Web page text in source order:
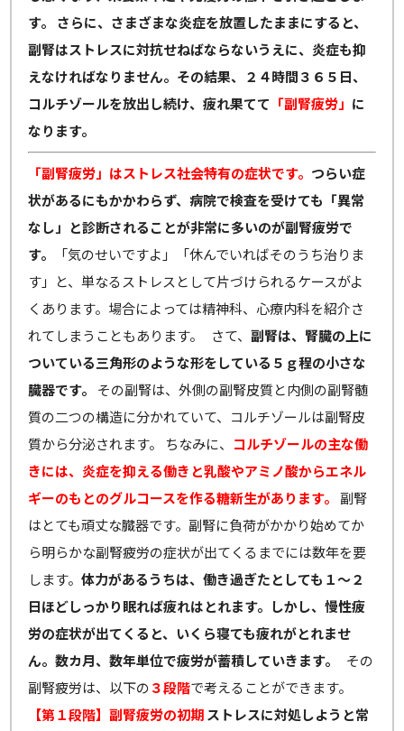
す。
さらに、さまざまな炎症を放置したままにすると、
副腎はストレスに対抗せねばならないうえに、炎症も抑
えなければなりません。その結果、２４時間３６５日、
コルチゾールを放出し続け、疲れ果てて 「副腎疲労」 に
なります。
「副腎疲労」はストレス社会特有の症状です。 つらい症
状があるにもかかわらず、病院で検査を受けても「異常
なし」と診断されることが非常に多いのが副腎疲労で
す。
「気のせいですよ」「休んでいればそのうち治りま
す」と、単なるストレスとして片づけられるケースがよ
くあります。場合によっては精神科、心療内科を紹介さ
れてしまうこともあります。 さて、副腎は、腎臓の上に
ついている三角形のような形をしている５ｇ程の小さな
臓器です。
その副腎は、外側の副腎皮質と内側の副腎髄
質の二つの構造に分かれていて、コルチゾールは副腎皮
質から分泌されます。 ちなみに、 コルチゾールの主な働
きには、炎症を抑える働きと乳酸やアミノ酸からエネル
ギーのもとのグルコースを作る糖新生があります。
副腎
はとても頑丈な臓器です。副腎に負荷がかかり始めてか
ら明らかな副腎疲労の症状が出てくるまでには数年を要
します。体力があるうちは、働き過ぎたとしても１～２
日ほどしっかり眠れば疲れはとれます。しかし、慢性疲
労の症状が出てくると、いくら寝ても疲れがとれませ
ん。数カ月、数年単位で疲労が蓄積していきます。
その
副腎疲労は、以下の３段階で考えることができます。
【第１段階】副腎疲労の初期ストレスに対処しようと常